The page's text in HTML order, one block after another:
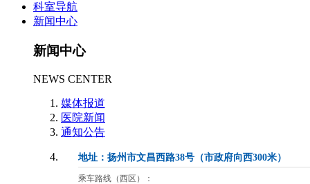
科室导航
新闻中心
新闻中心
NEWS CENTER
媒体报道
医院新闻
通知公告
地址：扬州市文昌西路38号（市政府向西300米）
乘车路线（西区）：